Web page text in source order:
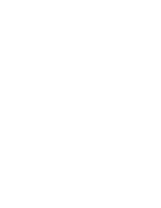
เก่าโบราณ มีราคาแบบสวยๆเ